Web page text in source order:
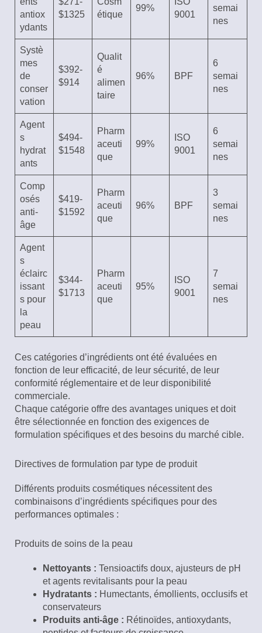
antiox
ydants
$1325
étique
99%
9001
semai
nes
Systè
mes
de
conser
vation
$392-
$914
Qualit
é
alimen
taire
96% BPF
6
semai
nes
Agent
s
hydrat
ants
$494-
$1548
Pharm
aceuti
que
99%
ISO
9001
6
semai
nes
Comp
osés
anti-
âge
$419-
$1592
Pharm
aceuti
que
96% BPF
3
semai
nes
Agent
s
éclairc
issant
s pour
la
peau
$344-
$1713
Pharm
aceuti
que
95%
ISO
9001
7
semai
nes
Ces catégories d’ingrédients ont été évaluées en
fonction de leur efficacité, de leur sécurité, de leur
conformité réglementaire et de leur disponibilité
commerciale.
Chaque catégorie offre des avantages uniques et doit
être sélectionnée en fonction des exigences de
formulation spécifiques et des besoins du marché cible.
Directives de formulation par type de produit
Différents produits cosmétiques nécessitent des
combinaisons d’ingrédients spécifiques pour des
performances optimales :
Produits de soins de la peau
Nettoyants : Tensioactifs doux, ajusteurs de pH
et agents revitalisants pour la peau
Hydratants : Humectants, émollients, occlusifs et
conservateurs
Produits anti-âge : Rétinoïdes, antioxydants,